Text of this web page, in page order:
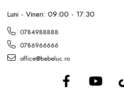
Luni - Vineri: 09:00 - 17:30
0784988888
0786966666
office@bebeluc.ro